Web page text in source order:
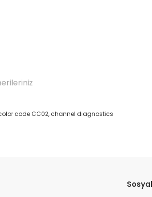
color code CC02, channel diagnostics